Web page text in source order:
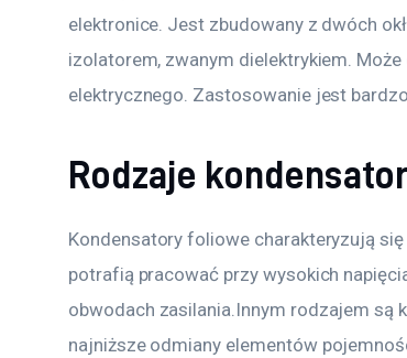
elektronice. Jest zbudowany z dwóch
izolatorem, zwanym dielektrykiem.
elektrycznego. Zastosowanie jest
Rodzaje
Kondensatory foliowe charakteryzują
potrafią pracować przy wysokich
obwodach zasilania.Innym rodzajem są
najniższe odmiany elementów